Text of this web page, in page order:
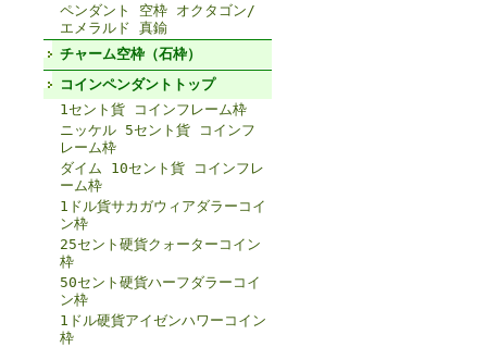
ペンダント 空枠 オクタゴン/
エメラルド 真鍮
チャーム空枠（石枠）
コインペンダントトップ
1セント貨 コインフレーム枠
ニッケル 5セント貨 コインフ
レーム枠
ダイム 10セント貨 コインフレ
ーム枠
1ドル貨サカガウィアダラーコイ
ン枠
25セント硬貨クォーターコイン
枠
50セント硬貨ハーフダラーコイ
ン枠
1ドル硬貨アイゼンハワーコイン
枠